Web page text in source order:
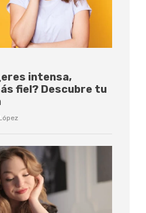
intensa,
fiel? Descubre tu